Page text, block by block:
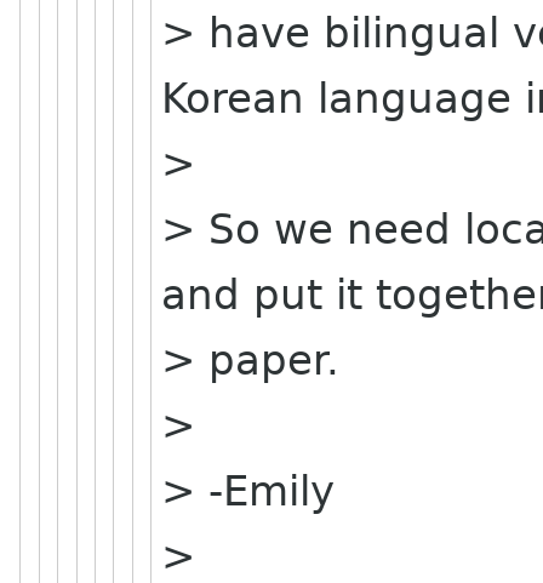
> have bilingual
Korean language
>
> So we need
and put it
> paper.
>
> -Emily
>